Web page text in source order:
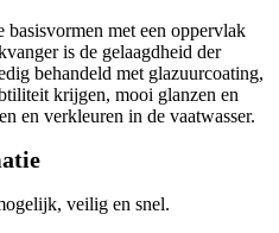
met een oppervlak
is de gelaagdheid der
behandeld met glazuurcoating,
krijgen, mooi glanzen en
en verkleuren in de vaatwasser.
veilig en snel.